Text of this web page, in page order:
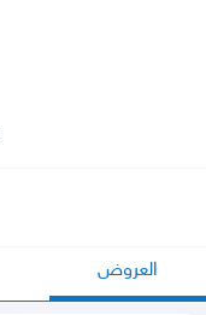
العروض